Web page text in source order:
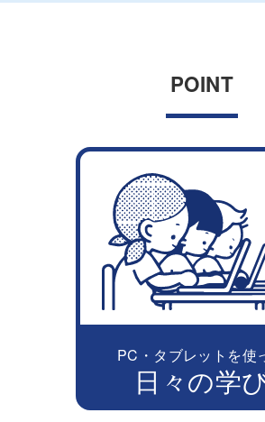
POINT
PC・タブレットを使
日々の学